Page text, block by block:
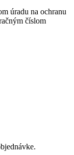
úradu na ochranu
číslom